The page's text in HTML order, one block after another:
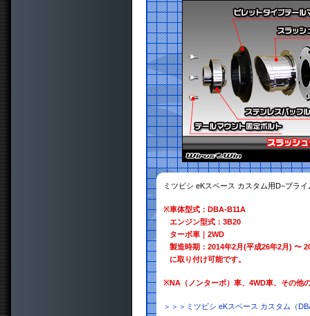
ミツビシ eKスペース カスタム用D−プラ
※車体型式：DBA-B11A
エンジン型式：3B20
ターボ車｜2WD
製造時期：2014年2月(平成26年2月) 〜
に取り付け可能です。
※NA（ノンターボ）車、4WD車、その他
＞＞＞ミツビシ eKスペース カスタム（